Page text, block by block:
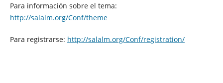
Para información sobre el tema:
http://salalm.org/Conf/theme
Para registrarse: http://salalm.org/Conf/registration/